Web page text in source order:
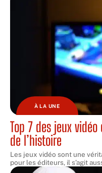
À LA UNE
Top 7 des jeux
de l’histoire
Les jeux vidéo sont une
pour les éditeurs, il s’agit